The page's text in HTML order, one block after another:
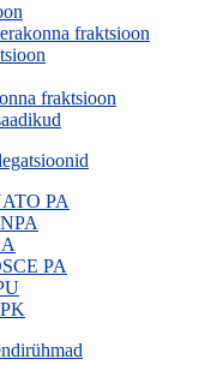
fraktsioon
fraktsioon
PA
PA